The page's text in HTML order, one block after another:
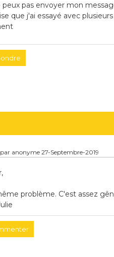
peux pas envoyer mon
que j'ai essayé avec
par anonyme 27-Septembre-2019
problème. C'est assez